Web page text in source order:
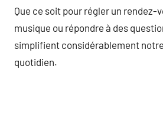
Que ce soit pour régler un rendez-
musique ou répondre à des
simplifient considérablement
quotidien.